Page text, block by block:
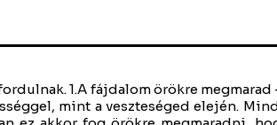
abban az esetben fájdalmas, ha az év többi részében nem tetted bele a munkát a veszteséged feldolgozásába, mert, ha folyamatosan dolgozol rajta, ha találtál egy folyamatot, egy rendszert, ami mentén dolgozol, akkor ez nem jelenthet igazából gondot a számodra, mert elegendő eszköz és technika lesz a kezedben, amely kapcsán fel tudsz készülni ezekre a jelentősebb napokra. A hat hónapos programomban bizony időt szánunk ezért az évfordulók feldolgozására is, külön munkafüzet van arra, hogyan dolgozzál az évfordulókon, hogyan tegyed magadnak könnyebbé őket. Az út az érzelmeinken keresztül vezet. Aki benne van a programomban az már tudja, hogy ez mennyire fontos, folyamatosan mondják is, hogy már nem félnek az érzelmeiktől, tudják hogyan kell azokat átengedni magukon. És minden egyed beszélgetést ezzel kezdünk, hogy megtapasztjuk az adott téma milyen érzést hoz fel bennünk, teret adunk neki, átengedjük őket magunkon. Nem elnyomjuk, nem eltereljük, nem kibeszéljük magunkat belőlük. Ez a legfontosabb a veszteségfeldolgozásban, hogy legyen a kezedben egy technika, amivel az érzéseidet át tudod engedni magadon. Utána már nem fogsz félni semmitől sem. 4. Ha haladsz a veszteségeddel, akkor az azt jelenti, hogy a társadat hátra hagyod, hogy akkor nem is szeretted őt igazán. Emiatt sokan nem kezdenek bele a gyászfeldolgozásba. Sem az elvesztett társad ruháinak az elpakolásába, mert az azt jelenti, hogy őt kiteszed az életedből. Nem tudsz belekezdeni, minden úgy van és úgy marad, amíg te élsz. Biztosan ismerősek neked is ezek a kijelentések. Szintén egy tévhit, a ruhák, a tárgyak nem tehetnek semmiről, ami fontos az, hogy te mit gondolsz róluk, mit gondolsz az elpakolásról, ha az előbb említett pár mondatot mondogatod magadnak akkor biztos, hogy nehéz lesz, vagy talán soha nem is fogsz belekezdeni. Ehhez szükséged lesz egy gondolati modell váltásra, hogy ezt meg tudd lépni. A hat hónapos programomban az egyik bónusz alkalommal, egy vasárnap délután merültünk el ebben a témában a részt vevőkkel, megnéztük mik az akadályok, mi miatt nehéz, milyen érzések jönnek fel, azokat hogyan kell kezelni, milyen technikák, tanácsok lehetnek hasznosak ehhez. Sőt, még egy kis füzetet is kaptak, amiben dolgozni tudnak ennek kapcsán. Ezt hívom én támogatásnak, amely az életed minden területére kiterjed itt ebben az új világban. Ez a félelem, hogy akkor őt hátra hagyjuk sokunkat visszatart attól, hogy belekezdjünk a veszteségünk feldolgozásába érdemben. Én tényleg nem értem, hogy szerinted hogyan lehet valakit hátra hagyni, akivel együtt éltél évtizedeket és úgymond a DNS-edbe bele van ő íródva. Hogyan tudnád kitenni a fejedből az emlékét, az együtt töltött éveket? Ez teljes képtelenség. Egy jól megválasztott gyászfeldolgozó